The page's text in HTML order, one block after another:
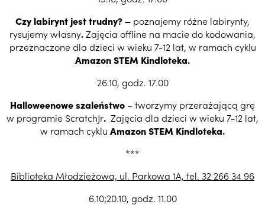
Czy labirynt jest trudny? – poznajemy różne labirynty,
rysujemy własny.Zajęcia offline na macie do kodowania,
przeznaczone dla dzieci w wieku 7-12 lat, w ramach cyklu
Amazon STEM Kindloteka.
26.10, godz. 17.00
Halloweenowe szaleństwo – tworzymy przerażającą grę
w programie ScratchJr. Zajęcia dla dzieci w wieku 7-12 lat,
w ramach cyklu Amazon STEM Kindloteka.
***
Biblioteka Młodzieżowa, ul. Parkowa 1A, tel. 32 266 34 96
6.10;20.10, godz. 11.00